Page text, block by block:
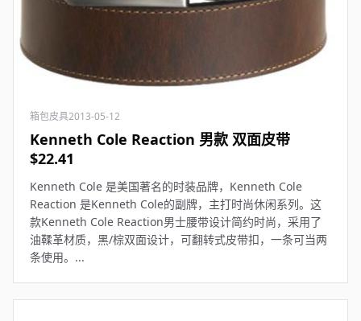
箱包皮具2013-05-12
Kenneth Cole Reaction 男款 双面皮带
$22.41
Kenneth Cole 是美国著名的时装品牌，Kenneth Cole
Reaction 是Kenneth Cole的副牌，主打时尚休闲系列。这
款Kenneth Cole Reaction男士腰带设计简约时尚，采用了
油鞣革材质，黑/棕双面设计，可翻转式皮带扣，一条可当两
条使用。...